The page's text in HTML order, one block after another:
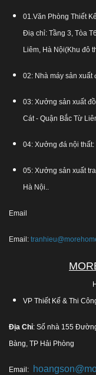
01.Văn Phòng Thiết
Điạ chỉ: Tầng 3, Tòa
Liêm, Hà Nội(Khu đô
02: Nhà máy sản xuất
03: Xưởng sản xuất
Cát - Quận Bắc Từ
04: Xưởng đá nội thất:
05: Xưởng sản xuất
Hà Nội..
Email
Email:
VP Thiết Kế & Thi
Địa Chỉ: Số nhà 155
Bàng, TP Hải Phòng
Email: